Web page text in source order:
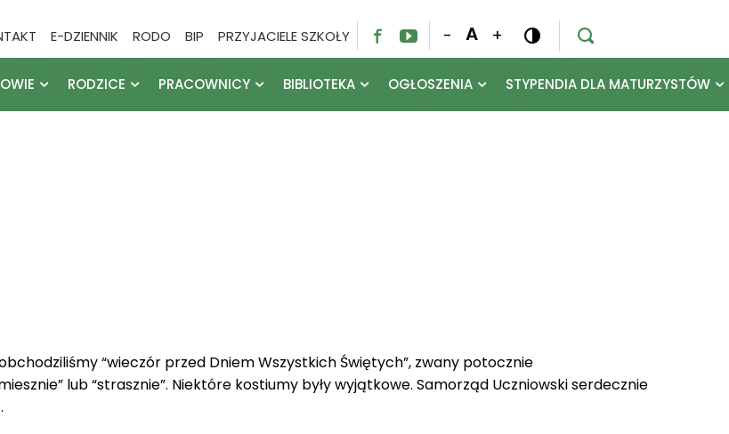
E-DZIENNIK RODO BIP PRZYJACIELE SZKOŁY   - A +  
RODZICE PRACOWNICY BIBLIOTEKA OGŁOSZENIA STYPENDIA DLA MATURZYSTÓW
“wieczór przed Dniem Wszystkich Świętych”, zwany potocznie
lub “strasznie”. Niektóre kostiumy były wyjątkowe. Samorząd Uczniowski serdecznie